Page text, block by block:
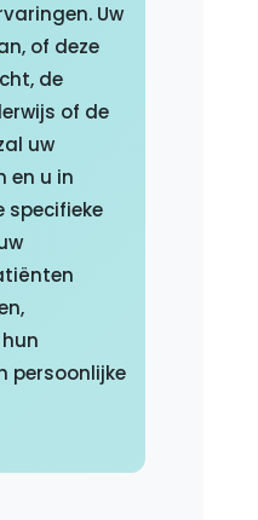
Uw
of deze
de
of de
uw
en u in
persoonlijke